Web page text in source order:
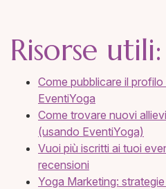
Risorse utili:
Come pubblicare il
EventiYoga
Come trovare nuovi
(usando EventiYoga)
Vuoi più iscritti ai tuoi
recensioni
Yoga Marketing: